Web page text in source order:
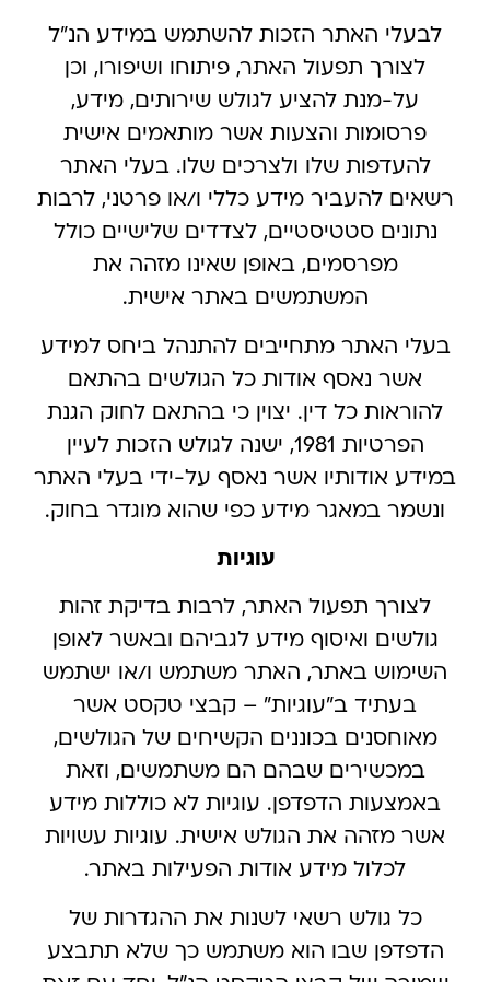
לבעלי האתר הזכות להשתמש במידע הנ”ל
לצורך תפעול האתר, פיתוחו ושיפורו, וכן
על-מנת להציע לגולש שירותים, מידע,
פרסומות והצעות אשר מותאמים אישית
להעדפות שלו ולצרכים שלו. בעלי האתר
רשאים להעביר מידע כללי ו/או פרטני, לרבות
נתונים סטטיסטיים, לצדדים שלישיים כולל
מפרסמים, באופן שאינו מזהה את
המשתמשים באתר אישית.
בעלי האתר מתחייבים להתנהל ביחס למידע
אשר נאסף אודות כל הגולשים בהתאם
להוראות כל דין. יצוין כי בהתאם לחוק הגנת
הפרטיות 1981, ישנה לגולש הזכות לעיין
במידע אודותיו אשר נאסף על-ידי בעלי האתר
ונשמר במאגר מידע כפי שהוא מוגדר בחוק.
עוגיות
לצורך תפעול האתר, לרבות בדיקת זהות
גולשים ואיסוף מידע לגביהם ובאשר לאופן
השימוש באתר, האתר משתמש ו/או ישתמש
בעתיד ב”עוגיות” – קבצי טקסט אשר
מאוחסנים בכוננים הקשיחים של הגולשים,
במכשירים שבהם הם משתמשים, וזאת
באמצעות הדפדפן. עוגיות לא כוללות מידע
אשר מזהה את הגולש אישית. עוגיות עשויות
לכלול מידע אודות הפעילות באתר.
כל גולש רשאי לשנות את ההגדרות של
הדפדפן שבו הוא משתמש כך שלא תתבצע